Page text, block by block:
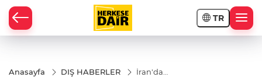
TR
Anasayfa DIŞ HABERLER
İran'da